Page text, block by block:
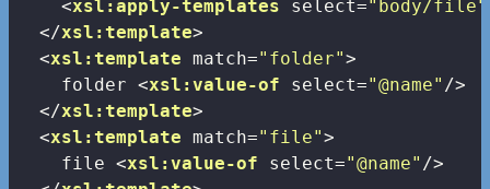
<xsl:apply-templates select="body/file"
</xsl:template>
<xsl:template match="folder">
    folder
<xsl:value-of select="@name" />
</xsl:template>
<xsl:template match="file">
    file
<xsl:value-of select="@name" />